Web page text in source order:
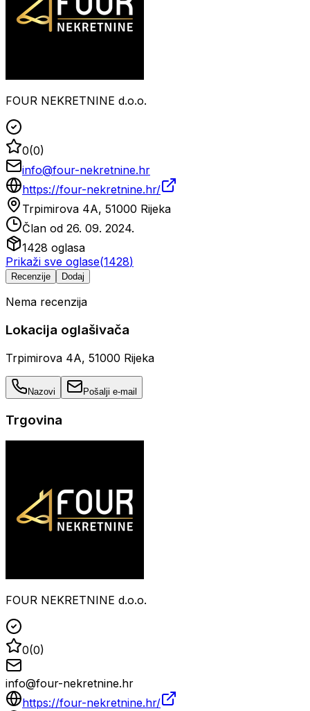
FOUR NEKRETNINE d.o.o.
0(0)
info@four-nekretnine.hr
https://four-nekretnine.hr/
Trpimirova 4A, 51000 Rijeka
Član od 26. 09. 2024.
1428 oglasa
Prikaži sve oglase(1428)
Recenzije Dodaj
Nema recenzija
Lokacija oglašivača
Trpimirova 4A, 51000 Rijeka
Nazovi Pošalji e-mail
Trgovina
FOUR NEKRETNINE d.o.o.
0(0)
info@four-nekretnine.hr
https://four-nekretnine.hr/